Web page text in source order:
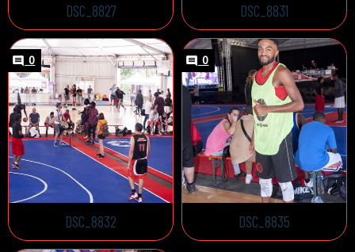
DSC_8827 DSC_8831
0
DSC_8832
0
DSC_8835